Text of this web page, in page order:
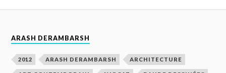
ARASH DERAMBARSH
2012 ARASH DERAMBARSH ARCHITECTURE